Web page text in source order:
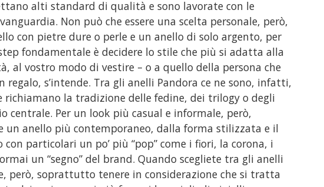
alti standard di qualità e sono lavorate con le
Non può che essere una scelta personale, però,
con pietre dure o perle e un anello di solo argento, per
fondamentale è decidere lo stile che più si adatta alla
al vostro modo di vestire – o a quello della persona che
regalo, s’intende. Tra gli anelli Pandora ce ne sono, infatti,
richiamano la tradizione delle fedine, dei trilogy o degli
centrale. Per un look più casual e informale, però,
un anello più contemporaneo, dalla forma stilizzata e il
particolari un po’ più “pop” come i fiori, la corona, i
un “segno” del brand. Quando scegliete tra gli anelli
però, soprattutto tenere in considerazione che si tratta